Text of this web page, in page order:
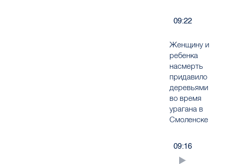
09:22
Женщину и
ребенка
насмерть
придавило
деревьями
во время
урагана в
Смоленске
09:16